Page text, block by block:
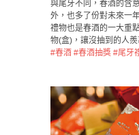
與尾牙不同，春酒的含
外，也多了份對未來一
禮物也是春酒的一大重
物(盒)，讓沒抽到的人羨
#春酒 #春酒抽獎 #尾牙